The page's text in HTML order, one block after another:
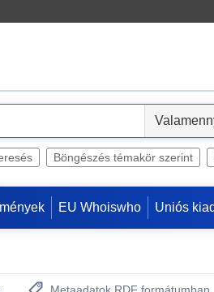
Böngészés témakör szerint
EU Whoiswho Uniós